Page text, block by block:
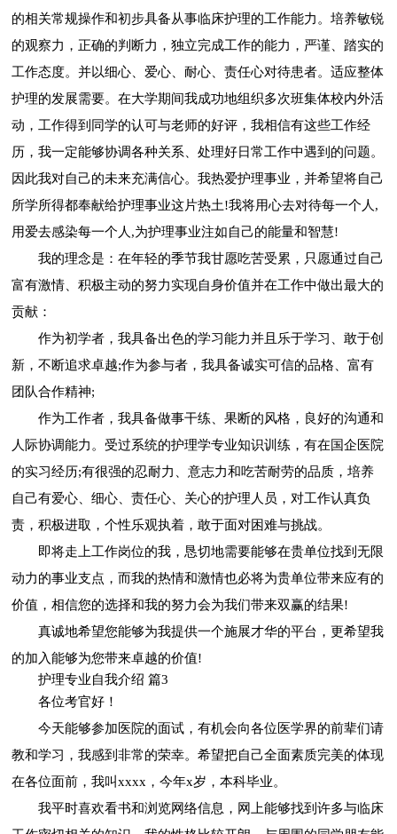
的相关常规操作和初步具备从事临床护理的工作能力。培养敏锐
的观察力，正确的判断力，独立完成工作的能力，严谨、踏实的
工作态度。并以细心、爱心、耐心、责任心对待患者。适应整体
护理的发展需要。在大学期间我成功地组织多次班集体校内外活
动，工作得到同学的认可与老师的好评，我相信有这些工作经
历，我一定能够协调各种关系、处理好日常工作中遇到的问题。
因此我对自己的未来充满信心。我热爱护理事业，并希望将自己
所学所得都奉献给护理事业这片热土!我将用心去对待每一个人,
用爱去感染每一个人,为护理事业注如自己的能量和智慧!
我的理念是：在年轻的季节我甘愿吃苦受累，只愿通过自己
富有激情、积极主动的努力实现自身价值并在工作中做出最大的
贡献：
作为初学者，我具备出色的学习能力并且乐于学习、敢于创
新，不断追求卓越;作为参与者，我具备诚实可信的品格、富有
团队合作精神;
作为工作者，我具备做事干练、果断的风格，良好的沟通和
人际协调能力。受过系统的护理学专业知识训练，有在国企医院
的实习经历;有很强的忍耐力、意志力和吃苦耐劳的品质，培养
自己有爱心、细心、责任心、关心的护理人员，对工作认真负
责，积极进取，个性乐观执着，敢于面对困难与挑战。
即将走上工作岗位的我，恳切地需要能够在贵单位找到无限
动力的事业支点，而我的热情和激情也必将为贵单位带来应有的
价值，相信您的选择和我的努力会为我们带来双赢的结果!
真诚地希望您能够为我提供一个施展才华的平台，更希望我
的加入能够为您带来卓越的价值!
护理专业自我介绍 篇3
各位考官好！
今天能够参加医院的面试，有机会向各位医学界的前辈们请
教和学习，我感到非常的荣幸。希望把自己全面素质完美的体现
在各位面前，我叫xxxx，今年x岁，本科毕业。
我平时喜欢看书和浏览网络信息，网上能够找到许多与临床